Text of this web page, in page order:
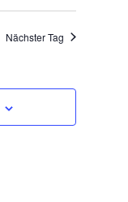
Nächster Tag